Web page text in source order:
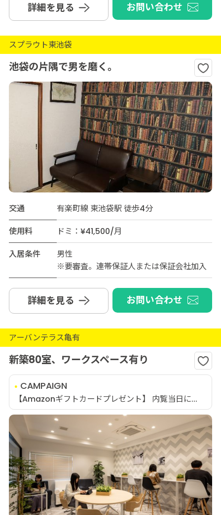
詳細を見る お問い合わせ
スプラウト東池袋
池袋の片隅で男を磨く。
交通
有楽町線 東池袋駅 徒歩4分
使用料
ドミ：¥41,500/月
入居条件
男性
※要審査。連帯保証人または保証会社加入
詳細を見る お問い合わせ
アーバンテラス亀有
新築80室、ワークスペース有り
CAMPAIGN
【Amazonギフトカードプレゼント】 内覧当日に...